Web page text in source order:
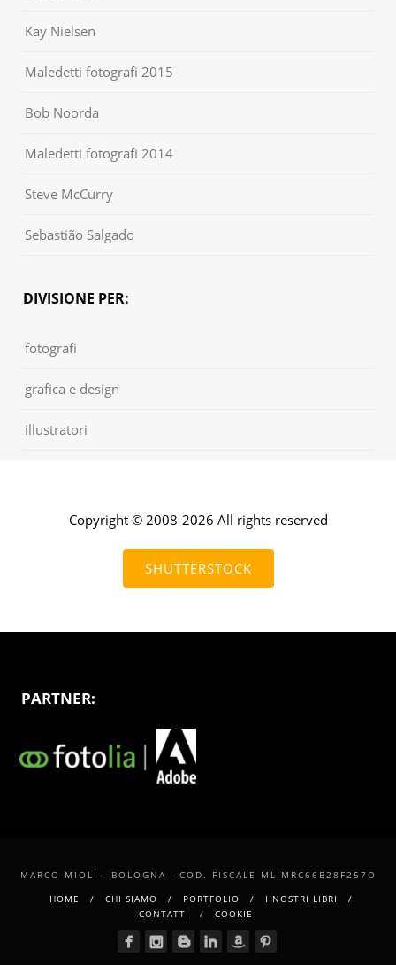
Kay Nielsen
Maledetti fotografi 2015
Bob Noorda
Maledetti fotografi 2014
Steve McCurry
Sebastião Salgado
DIVISIONE PER:
fotografi
grafica e design
illustratori
Copyright © 2008-2026 All rights reserved
SHUTTERSTOCK
PARTNER:
MARCO MIOLI - BOLOGNA - COD. FISCALE MLIMRC66B28F257O
HOME
CHI SIAMO PORTFOLIO
I NOSTRI LIBRI
CONTATTI
COOKIE